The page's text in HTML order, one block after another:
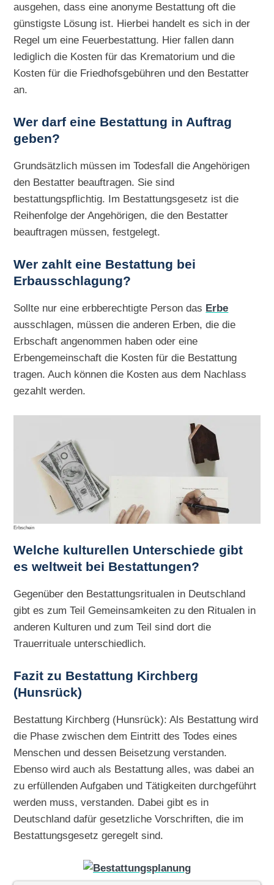
ausgehen, dass eine anonyme Bestattung oft die
günstigste Lösung ist. Hierbei handelt es sich in der
Regel um eine Feuerbestattung. Hier fallen dann
lediglich die Kosten für das Krematorium und die
Kosten für die Friedhofsgebühren und den Bestatter
an.
Wer darf eine Bestattung in Auftrag
geben?
Grundsätzlich müssen im Todesfall die Angehörigen
den Bestatter beauftragen. Sie sind
bestattungspflichtig. Im Bestattungsgesetz ist die
Reihenfolge der Angehörigen, die den Bestatter
beauftragen müssen, festgelegt.
Wer zahlt eine Bestattung bei
Erbausschlagung?
Sollte nur eine erbberechtigte Person das Erbe
ausschlagen, müssen die anderen Erben, die die
Erbschaft angenommen haben oder eine
Erbengemeinschaft die Kosten für die Bestattung
tragen. Auch können die Kosten aus dem Nachlass
gezahlt werden.
Erbschein
Welche kulturellen Unterschiede gibt
es weltweit bei Bestattungen?
Gegenüber den Bestattungsritualen in Deutschland
gibt es zum Teil Gemeinsamkeiten zu den Ritualen in
anderen Kulturen und zum Teil sind dort die
Trauerrituale unterschiedlich.
Fazit zu Bestattung Kirchberg
(Hunsrück)
Bestattung Kirchberg (Hunsrück): Als Bestattung wird
die Phase zwischen dem Eintritt des Todes eines
Menschen und dessen Beisetzung verstanden.
Ebenso wird auch als Bestattung alles, was dabei an
zu erfüllenden Aufgaben und Tätigkeiten durchgeführt
werden muss, verstanden. Dabei gibt es in
Deutschland dafür gesetzliche Vorschriften, die im
Bestattungsgesetz geregelt sind.